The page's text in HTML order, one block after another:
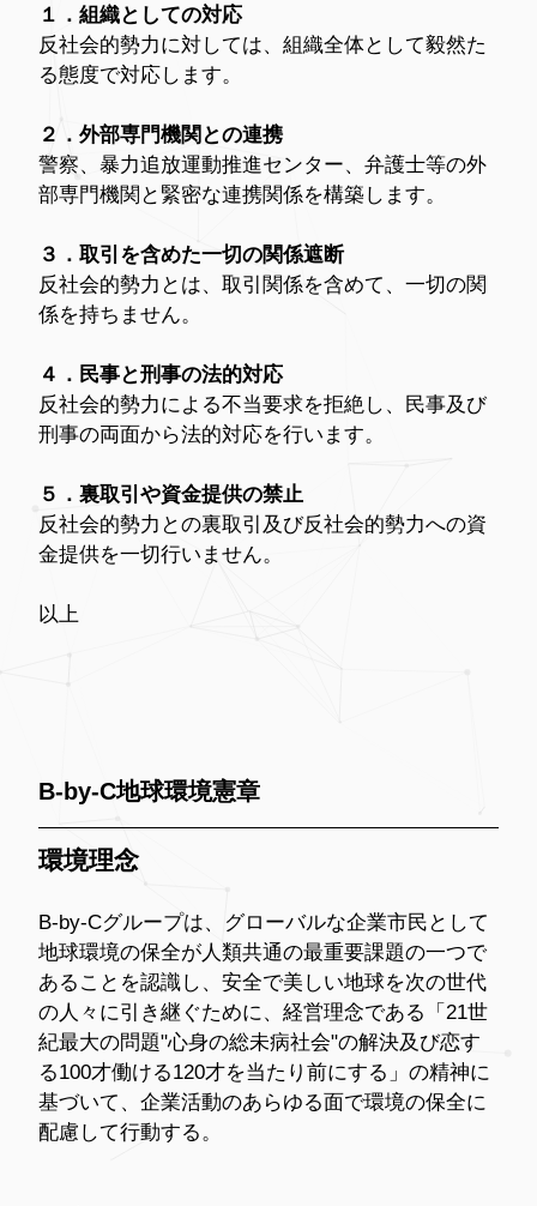
１．組織としての対応
反社会的勢力に対しては、組織全体として毅然た
る態度で対応します。
２．外部専門機関との連携
警察、暴力追放運動推進センター、弁護士等の外
部専門機関と緊密な連携関係を構築します。
３．取引を含めた一切の関係遮断
反社会的勢力とは、取引関係を含めて、一切の関
係を持ちません。
４．民事と刑事の法的対応
反社会的勢力による不当要求を拒絶し、民事及び
刑事の両面から法的対応を行います。
５．裏取引や資金提供の禁止
反社会的勢力との裏取引及び反社会的勢力への資
金提供を一切行いません。
以上
B-by-C地球環境憲章
環境理念
B-by-Cグループは、グローバルな企業市民として
地球環境の保全が人類共通の最重要課題の一つで
あることを認識し、安全で美しい地球を次の世代
の人々に引き継ぐために、経営理念である「21世
紀最大の問題"心身の総未病社会"の解決及び恋す
る100才働ける120才を当たり前にする」の精神に
基づいて、企業活動のあらゆる面で環境の保全に
配慮して行動する。